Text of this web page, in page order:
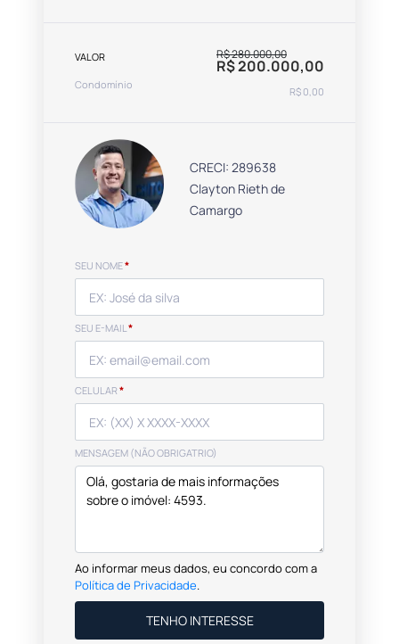
VALOR R$ 280.000,00
R$ 200.000,00
Condomínio
R$ 0,00
CRECI: 289638
Clayton Rieth de
Camargo
SEU NOME*
SEU E-MAIL*
CELULAR *
MENSAGEM (NÃO OBRIGATRIO)
Ao informar meus dados, eu concordo com a
Política de Privacidade.
TENHO INTERESSE